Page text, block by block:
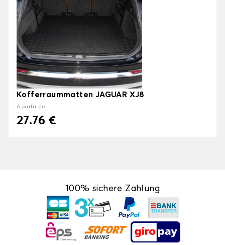
Kofferraummatten JAGUAR XJ8
À partir de
27.76 €
100% sichere Zahlung